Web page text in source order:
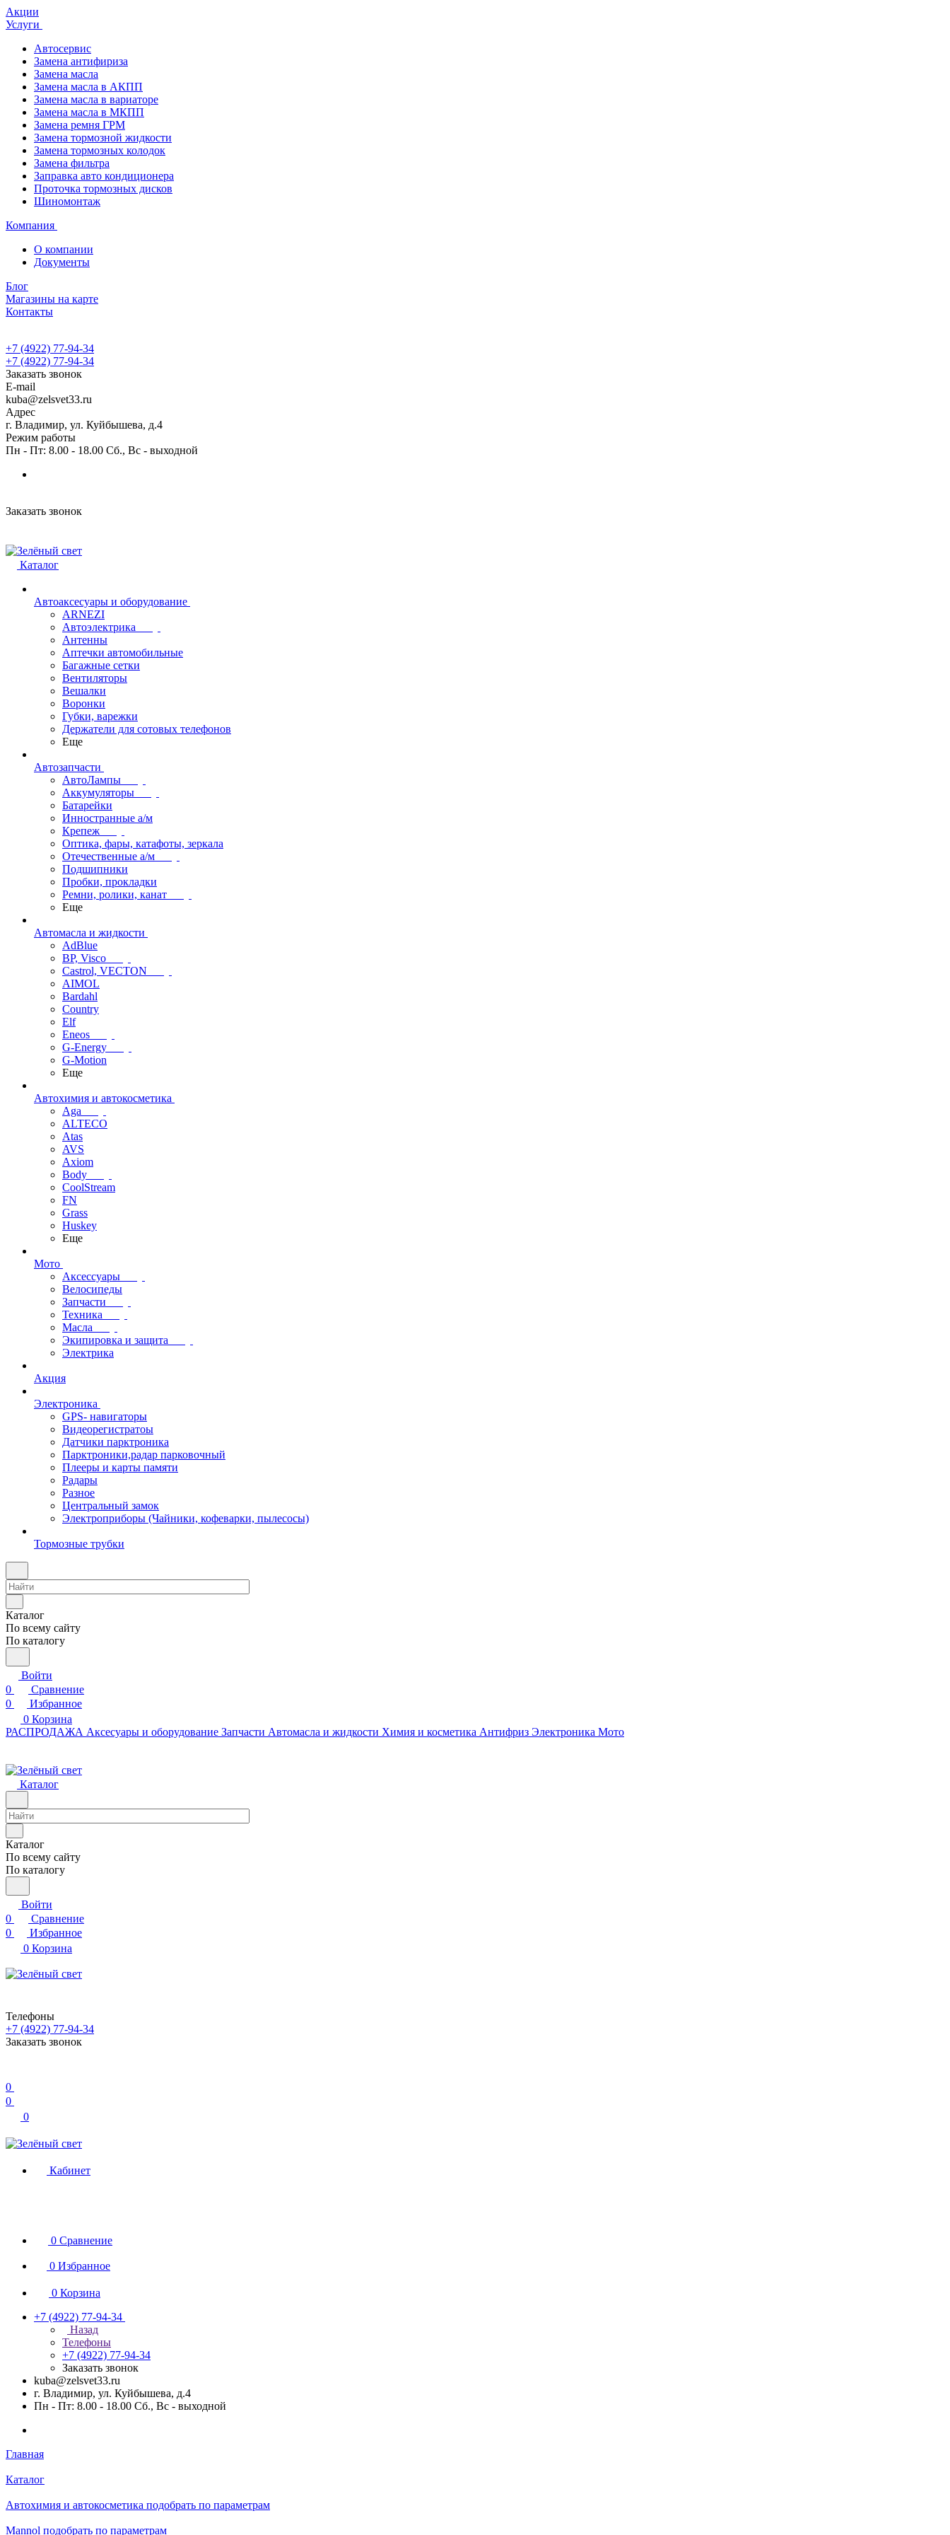
Акции
Услуги
Автосервис
Замена антифириза
Замена масла
Замена масла в АКПП
Замена масла в вариаторе
Замена масла в МКПП
Замена ремня ГРМ
Замена тормозной жидкости
Замена тормозных колодок
Замена фильтра
Заправка авто кондиционера
Проточка тормозных дисков
Шиномонтаж
Компания
О компании
Документы
Блог
Магазины на карте
Контакты
+7 (4922) 77-94-34
+7 (4922) 77-94-34
Заказать звонок
E-mail
kuba@zelsvet33.ru
Адрес
г. Владимир, ул. Куйбышева, д.4
Режим работы
Пн - Пт: 8.00 - 18.00 Сб., Вс - выходной
Заказать звонок
Каталог
Автоаксесуары и оборудование
ARNEZI
Автоэлектрика
Антенны
Аптечки автомобильные
Багажные сетки
Вентиляторы
Вешалки
Воронки
Губки, варежки
Держатели для сотовых телефонов
Еще
Автозапчасти
АвтоЛампы
Аккумуляторы
Батарейки
Инностранные а/м
Крепеж
Оптика, фары, катафоты, зеркала
Отечественные а/м
Подшипники
Пробки, прокладки
Ремни, ролики, канат
Еще
Автомасла и жидкости
AdBlue
BP, Visco
Castrol, VECTON
AIMOL
Bardahl
Country
Elf
Eneos
G-Energy
G-Motion
Еще
Автохимия и автокосметика
Aga
ALTECO
Atas
AVS
Axiom
Body
CoolStream
FN
Grass
Huskey
Еще
Мото
Аксессуары
Велосипеды
Запчасти
Техника
Масла
Экипировка и защита
Электрика
Акция
Электроника
GPS- навигаторы
Видеорегистратоы
Датчики парктроника
Парктроники,радар парковочный
Плееры и карты памяти
Радары
Разное
Центральный замок
Электроприборы (Чайники, кофеварки, пылесосы)
Тормозные трубки
Каталог
По всему сайту
По каталогу
Войти
0
Сравнение
0
Избранное
0 Корзина
РАСПРОДАЖА Аксесуары и оборудование Запчасти Автомасла и жидкости Химия и косметика Антифриз Электроника Мото
Каталог
Каталог
По всему сайту
По каталогу
Войти
0
Сравнение
0
Избранное
0 Корзина
Телефоны
+7 (4922) 77-94-34
Заказать звонок
0
0
0
Кабинет
0 Сравнение
0 Избранное
0 Корзина
+7 (4922) 77-94-34
Назад
Телефоны
+7 (4922) 77-94-34
Заказать звонок
kuba@zelsvet33.ru
г. Владимир, ул. Куйбышева, д.4
Пн - Пт: 8.00 - 18.00 Сб., Вс - выходной
Главная
Каталог
Автохимия и автокосметика подобрать по параметрам
Mannol подобрать по параметрам